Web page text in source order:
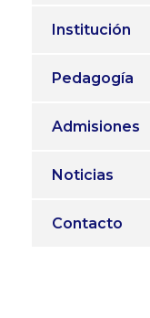
Institución
Pedagogía
Admisiones
Noticias
Contacto